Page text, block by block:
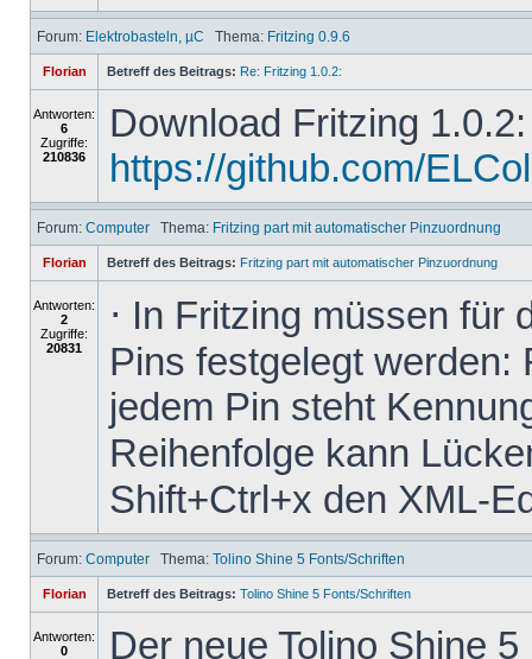
Forum: Elektrobasteln, µC Thema: Fritzing 0.9.6
Florian Betreff des Beitrags: Re: Fritzing 1.0.2:
Antworten:
6
Zugriffe:
210836
Download Fritzing 1.0.2:
https://github.com/
Forum: Computer Thema: Fritzing part mit automatischer Pinzuordnung
Florian Betreff des Beitrags: Fritzing part mit automatischer Pinzuordnung
Antworten:
2
Zugriffe:
20831
⋅ In Fritzing müssen für
Pins festgelegt werden:
jedem Pin steht
Reihenfolge kann
Shift+Ctrl+x den XML-
Forum: Computer Thema: Tolino Shine 5 Fonts/Schriften
Florian Betreff des Beitrags: Tolino Shine 5 Fonts/Schriften
Antworten:
0
Der neue Tolino Shine